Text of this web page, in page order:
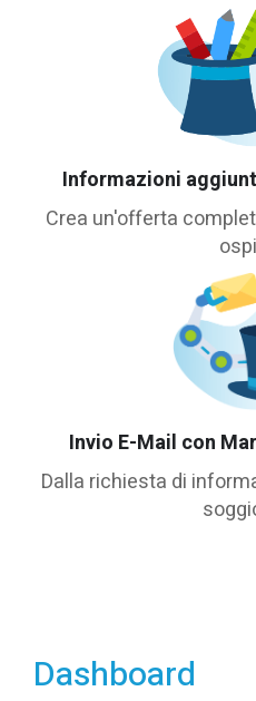
Informazioni
Crea un'offerta
Invio E-Mail con
Dalla richiesta di
Dashboard